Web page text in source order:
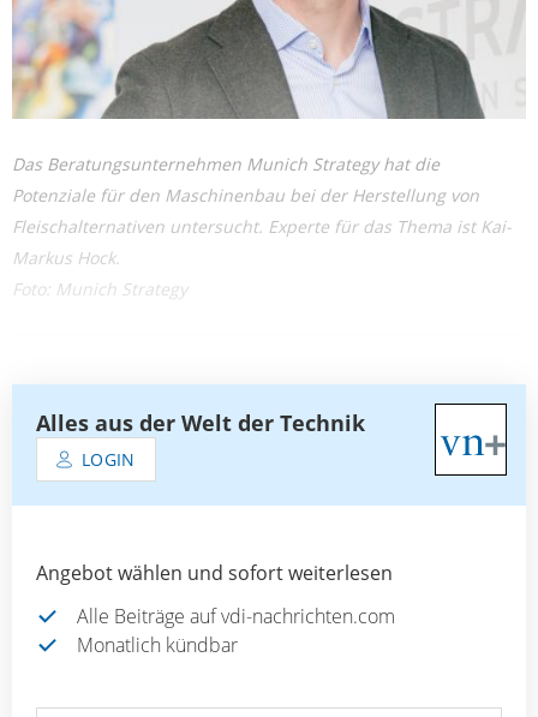
Das Beratungsunternehmen Munich Strategy hat die
Potenziale für den Maschinenbau bei der Herstellung von
Fleischalternativen untersucht. Experte für das Thema ist Kai-
Markus Hock.
Foto: Munich Strategy
Alles aus der Welt der Technik
LOGIN
Angebot wählen und sofort weiterlesen
Alle Beiträge auf vdi-nachrichten.com
Monatlich kündbar